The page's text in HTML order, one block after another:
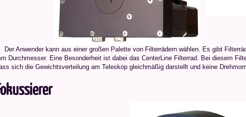
Der Anwender kann aus einer großen Palette von Filterrädern wählen. Es gibt
Durchmesser. Eine Besonderheit ist dabei das CenterLine Filterrad. Bei diesem
sich die Gewichts­verteilung am Teleskop gleichmäßig darstellt und keine